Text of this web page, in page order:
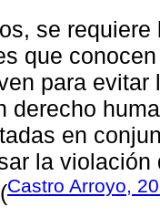
se
que
para
derecho
en
la
Castro Arroyo,